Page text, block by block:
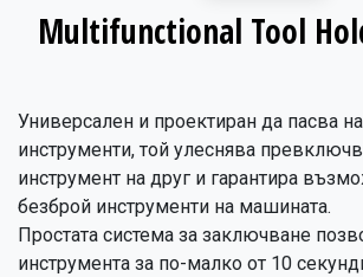
Multifunctional Tool
Универсален и проектиран да пасва
инструменти, той улеснява
инструмент на друг и гарантира
безброй инструменти на машината.
Простата система за заключване
инструмента за по-малко от 10